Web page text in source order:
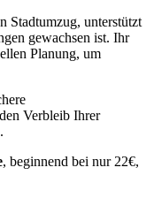
Stadtumzug, unterstützt
gewachsen ist. Ihr
Planung, um
Verbleib Ihrer
, beginnend bei nur 22€,